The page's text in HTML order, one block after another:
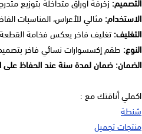
التصميم: زخرفة أوراق متداخلة بتوزيع
الاستخدام: مثالي للأعراس، المناسبات
التغليف: تغليف فاخر يعكس فخامة القطعة
النوع: طقم إكسسوارات نسائي فاخر
الضمان: ضمان لمدة سنة عند الحفاظ على
اكملي أناقتك مع :
شنطة
منتجات تجميل